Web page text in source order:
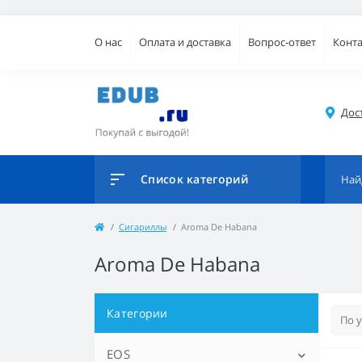
О нас Оплата и доставка Вопрос-ответ
Список категорий
Сигариллы Aroma De Habana
Aroma De Habana
Категории
EOS